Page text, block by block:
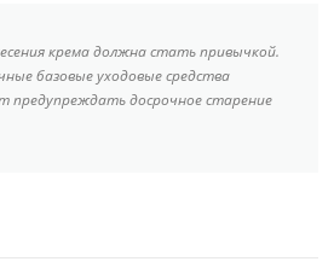
крема должна стать привычкой.
базовые уходовые средства
предупреждать досрочное старение